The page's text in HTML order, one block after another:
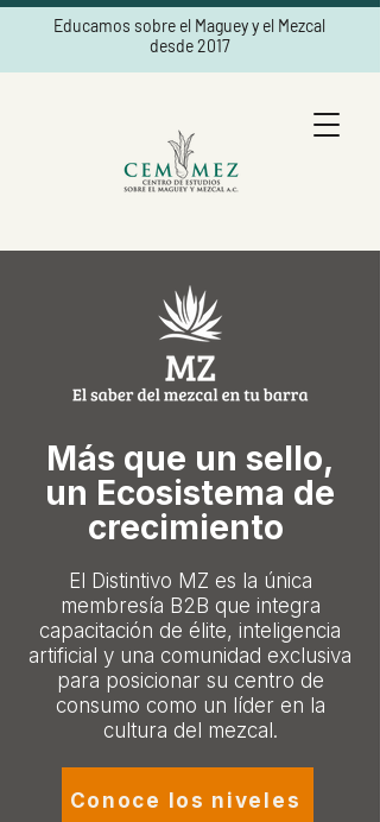
Educamos sobre el Maguey y el Mezcal
desde 2017
Más que un sello,
un Ecosistema de
crecimiento
El Distintivo MZ es la única
membresía B2B que integra
capacitación de élite, inteligencia
artificial y una comunidad exclusiva
para posicionar su centro de
consumo como un líder en la
cultura del mezcal.
Conoce los niveles